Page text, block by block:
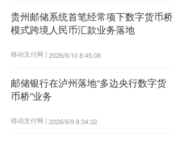
贵州邮储系统首笔经常项下数字货币桥
模式跨境人民币汇款业务落地
移动支付网 | 2026/6/10 8:45:08
邮储银行在泸州落地“多边央行数字货
币桥”业务
移动支付网 | 2026/6/9 8:34:32